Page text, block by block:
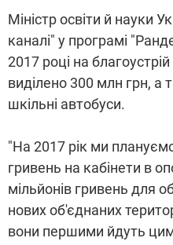
Міністр освіти й науки
каналі" у програмі
2017 році на
виділено 300 млн грн, а
шкільні автобуси.
"На 2017 рік ми
гривень на кабінети в
мільйонів гривень для
нових об'єднаних
вони першими йдуть